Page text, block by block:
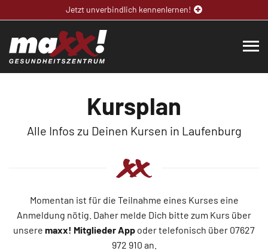
Jetzt unverbindlich kennenlernen!
Kursplan
Alle Infos zu Deinen Kursen in Laufenburg
Momentan ist für die Teilnahme eines Kurses eine
Anmeldung nötig. Daher melde Dich bitte zum Kurs über
unsere maxx! Mitglieder App oder telefonisch über 07627
972 910 an.